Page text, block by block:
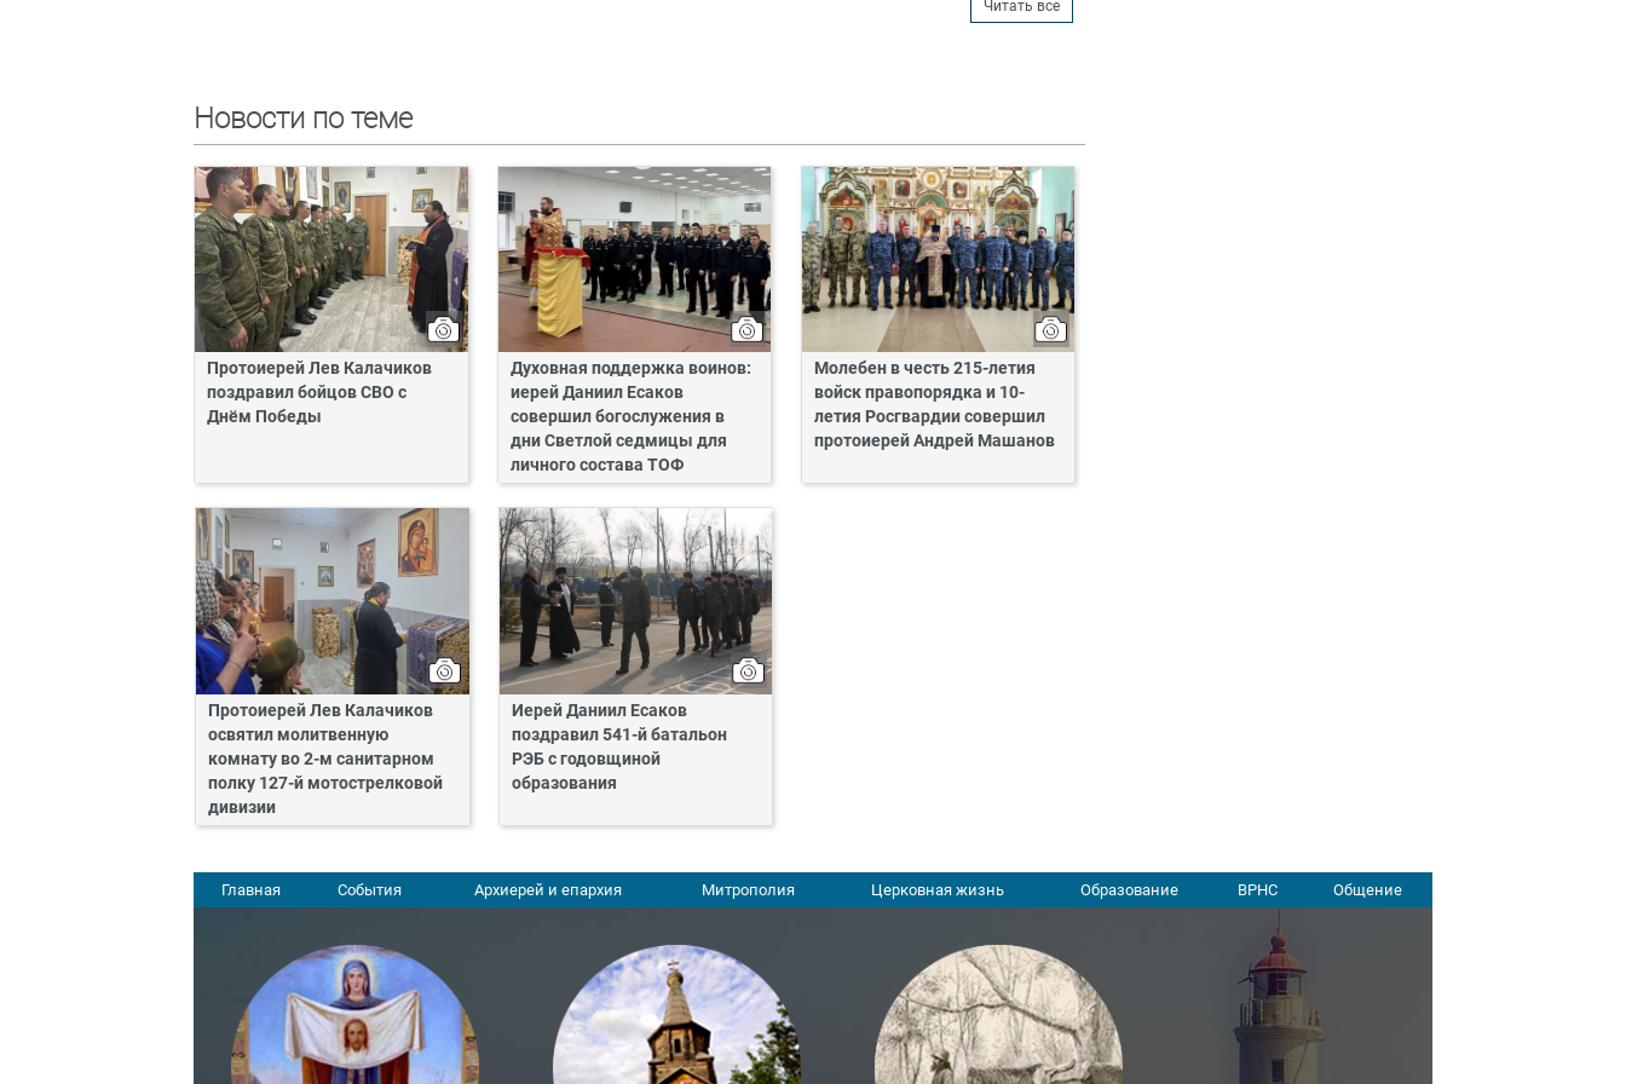
Читать все
Новости по теме
Протоиерей Лев Калачиков
поздравил бойцов СВО с
Днём Победы
Духовная поддержка воинов:
иерей Даниил Есаков
совершил богослужения в
дни Светлой седмицы для
личного состава ТОФ
Молебен в честь 215-летия
войск правопорядка и 10-
летия Росгвардии совершил
протоиерей Андрей Машанов
Протоиерей Лев Калачиков
освятил молитвенную
комнату во 2-м санитарном
полку 127-й мотострелковой
дивизии
Иерей Даниил Есаков
поздравил 541-й батальон
РЭБ с годовщиной
образования
Главная События Архиерей и епархия Митрополия Церковная жизнь Образование ВРНС Общение